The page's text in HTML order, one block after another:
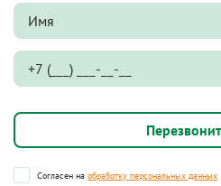
Согласен на обработку персональных данных